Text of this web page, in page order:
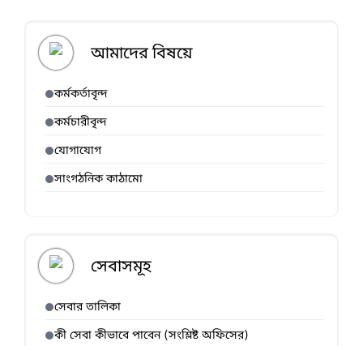
আমাদের বিষয়ে
কর্মকর্তাবৃন্দ
কর্মচারীবৃন্দ
যোগাযোগ
সাংগঠনিক কাঠামো
সেবাসমূহ
সেবার তালিকা
কী সেবা কীভাবে পাবেন (সংশ্লিষ্ট অফিসের)